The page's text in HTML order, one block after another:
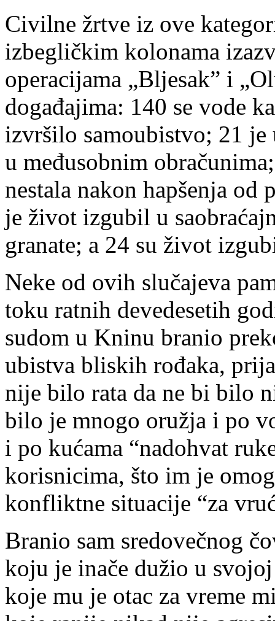
Civilne žrtve iz ove
izbegličkim kolonama
operacijama „Bljesak” i
događajima: 140 se vode
izvršilo samoubistvo; 21
u međusobnim
nestala nakon hapšenja
je život izgubil u
granate; a 24 su život
Neke od ovih slučajeva
toku ratnih devedesetih
sudom u Kninu branio
ubistva bliskih rođaka,
nije bilo rata da ne bi bilo
bilo je mnogo oružja i po
i po kućama “nadohvat
korisnicima, što im je
konfliktne situacije “za
Branio sam sredovečnog
koju je inače dužio u
koje mu je otac za vreme